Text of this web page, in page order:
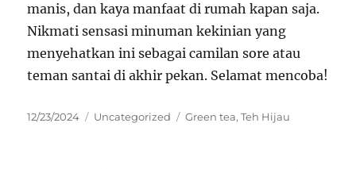
manis, dan kaya manfaat di rumah kapan saja.
Nikmati sensasi minuman kekinian yang
menyehatkan ini sebagai camilan sore atau
teman santai di akhir pekan. Selamat mencoba!
Posted
12/23/2024 Categories
Uncategorized Tags
Green tea,Teh Hijau